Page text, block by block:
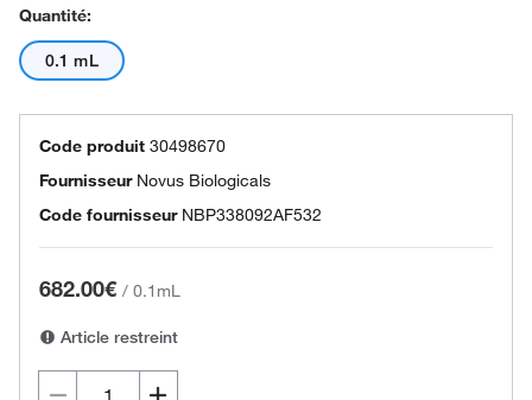
Quantité:
0.1 mL
Code produit 30498670
Fournisseur Novus Biologicals
Code fournisseur NBP338092AF532
682.00€ / 0.1mL
Article restreint